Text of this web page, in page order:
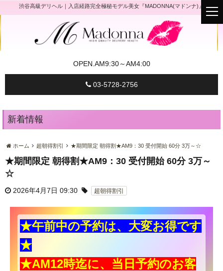
渋谷高級デリヘル｜入店経路完全極秘モデル美女『MADONNA(マドンナ)』
OPEN. AM9:30～AM4:00
03-5728-2756
新着情報
ホーム 超朝得割引 ★期間限定 朝得割★AM9：30 受付開始 60分 3万～☆
★期間限定 朝得割★AM9：30 受付開始 60分 3万～
☆
2026年4月7日 09:30 超朝得割引
★午前中の予約は、大変お得です
★
★AM12時迄に、当日予約のお客
t
o
g
i
t